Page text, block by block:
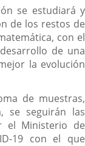
se estudiará y
de los restos de
con el
de una
la evolución
de muestras,
se seguirán las
el Ministerio de
19 con el que